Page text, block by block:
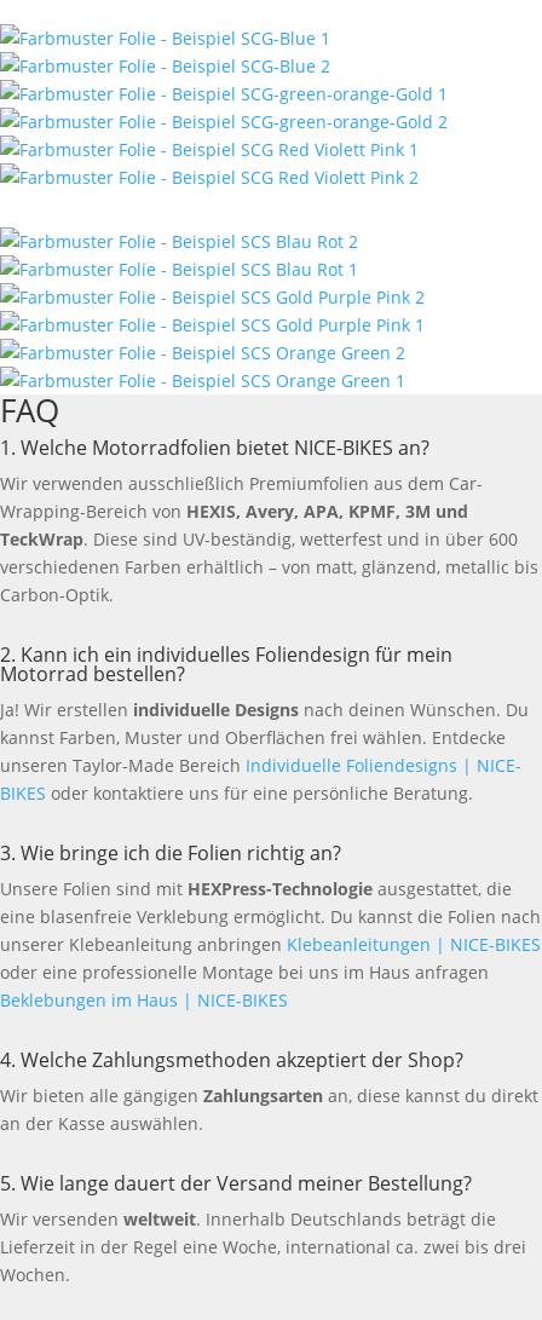
FAQ
1. Welche Motorradfolien bietet NICE-BIKES an?
Wir verwenden ausschließlich Premiumfolien aus dem Car-
Wrapping-Bereich von HEXIS, Avery, APA, KPMF, 3M und
TeckWrap. Diese sind UV-beständig, wetterfest und in über 600
verschiedenen Farben erhältlich – von matt, glänzend, metallic bis
Carbon-Optik.
2. Kann ich ein individuelles Foliendesign für mein
Motorrad bestellen?
Ja! Wir erstellen individuelle Designs nach deinen Wünschen. Du
kannst Farben, Muster und Oberflächen frei wählen. Entdecke
unseren Taylor-Made Bereich Individuelle Foliendesigns | NICE-
BIKES oder kontaktiere uns für eine persönliche Beratung.
3. Wie bringe ich die Folien richtig an?
Unsere Folien sind mit HEXPress-Technologie ausgestattet, die
eine blasenfreie Verklebung ermöglicht. Du kannst die Folien nach
unserer Klebeanleitung anbringen Klebeanleitungen | NICE-BIKES
oder eine professionelle Montage bei uns im Haus anfragen
Beklebungen im Haus | NICE-BIKES
4. Welche Zahlungsmethoden akzeptiert der Shop?
Wir bieten alle gängigen Zahlungsarten an, diese kannst du direkt
an der Kasse auswählen.
5. Wie lange dauert der Versand meiner Bestellung?
Wir versenden weltweit. Innerhalb Deutschlands beträgt die
Lieferzeit in der Regel eine Woche, international ca. zwei bis drei
Wochen.